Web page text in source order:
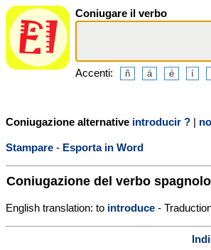
Coniugare il verbo
Accenti:
Coniugazione alternative introducir ? |
Stampare - Esporta in Word
Coniugazione del verbo spagnolo
English translation: to introduce -